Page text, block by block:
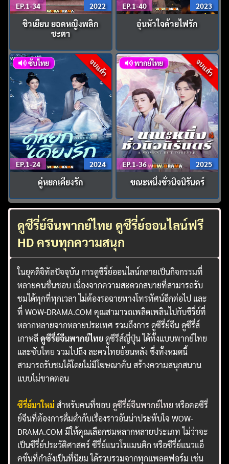
EP.1-34 2022
ชิวเยียน ยอดหญิงพลิก
ชะตา
EP.1-40 2023
อุ่นหัวใจด้วยไฟรัก
จบแล้ว
ซับไทย
EP.1-24 2024
คู่หยกเคียงรัก
จบแล้ว
พากย์ไทย
EP.1-36 2025
ขณะหนึ่งชั่วนิจนิรันดร์
ดูซีรี่ย์จีนพากย์ไทย ดูซีรี่ย์ออนไลน์ฟรี
HD ครบทุกความสนุก
ในยุคดิจิทัลปัจจุบัน การดูซีรี่ย์ออนไลน์กลายเป็นกิจกรรมที่
หลายคนชื่นชอบ เนื่องจากความสะดวกสบายที่สามารถรับ
ชมได้ทุกที่ทุกเวลา ไม่ต้องรอฉายทางโทรทัศน์อีกต่อไป และ
ที่ WOW-DRAMA.COM คุณสามารถเพลิดเพลินไปกับซีรี่ย์ที่
หลากหลายจากหลายประเทศ รวมถึงการ ดูซีรี่ย์จีน ดูซีรี่ส์
เกาหลีดูซีรี่ย์จีนพากย์ไทยดูซีรีส์ญี่ปุ่น ได้ทั้งแบบพากย์ไทย
และซับไทย รวมไปถึง ละครไทยย้อนหลัง ซึ่งทั้งหมดนี้
สามารถรับชมได้โดยไม่มีโฆษณาคั่น สร้างความสนุกสนาน
แบบไม่ขาดตอน
ซีรี่ย์มาใหม่ สำหรับคนที่ชอบดูซีรี่ย์จีนพากย์ไทย หรือคอซีรี่
ย์จีนที่ต้องการดื่มด่ำกับเรื่องราวอันน่าประทับใจ WOW-
DRAMA.COM มีให้คุณเลือกชมหลากหลายประเภท ไม่ว่าจะ
เป็นซีรี่ย์ประวัติศาสตร์ ซีรี่ย์แนวโรแมนติก หรือซีรี่ย์แนวแอ็
คชั่นที่กำลังเป็นที่นิยม ได้รวบรวมจากทุกแพลตฟอร์ม เช่น